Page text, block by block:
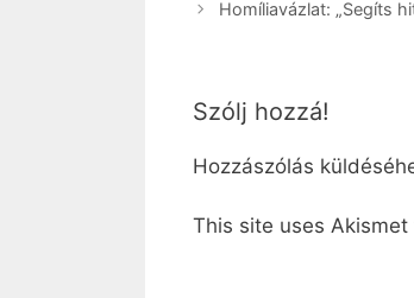
Homíliavázlat: „Segíts
Szólj hozzá!
Hozzászólás
This site uses